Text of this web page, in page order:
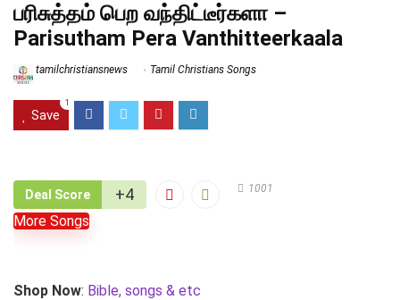
பரிசுத்தம் பெற வந்திட்டீர்களா –
Parisutham Pera Vanthitteerkaala
tamilchristiansnews Tamil Christians Songs
Save
1
Deal Score +4 1001
More Songs
Shop Now: Bible, songs & etc